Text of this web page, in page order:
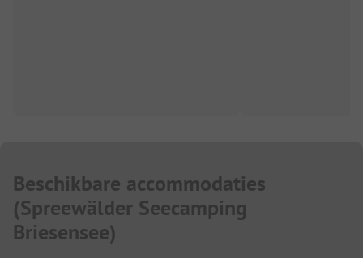
Beschikbare accommodaties
(Spreewälder Seecamping
Briesensee)